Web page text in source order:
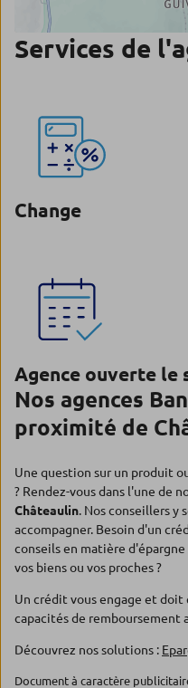
Services de
Change
Agence ouverte le
Nos agences
proximité de
Une question sur un produit
? Rendez-vous dans l'une de
Châteaulin. Nos conseillers y
accompagner. Besoin d'un
conseils en matière
vos biens ou vos proches ?
Un crédit vous engage et
capacités de remboursement
Découvrez nos solutions :
Document à caractère